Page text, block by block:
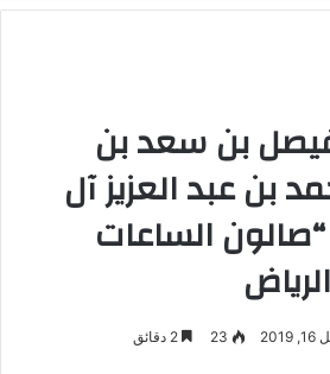
بن سعد بن
بن عبد العزيز آل
الساعات
23